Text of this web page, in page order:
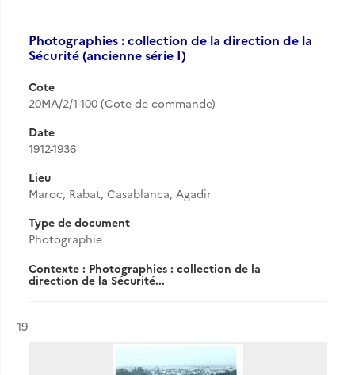
Photographies : collection de la direction de la
Sécurité (ancienne série I)
Cote
20MA/2/1-100 (Cote de commande)
Date
1912-1936
Lieu
Maroc, Rabat, Casablanca, Agadir
Type de document
Photographie
Contexte : Photographies : collection de la
direction de la Sécurité...
Résultat n°
19